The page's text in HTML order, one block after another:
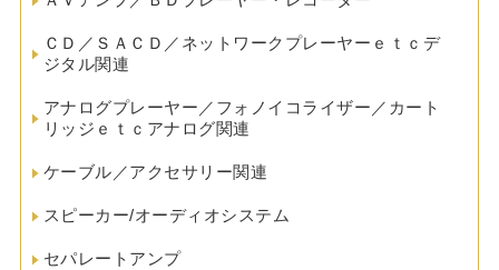
ＣＤ／ＳＡＣＤ／ネットワークプレーヤーｅｔｃデ
ジタル関連
アナログプレーヤー／フォノイコライザー／カート
リッジｅｔｃアナログ関連
ケーブル／アクセサリー関連
スピーカー/オーディオシステム
セパレートアンプ